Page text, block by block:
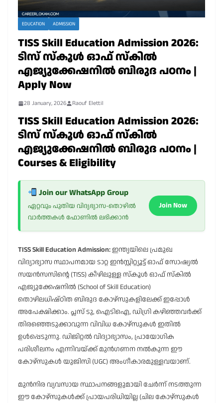
EDUCATION ADMISSION
TISS Skill Education Admission 2026:
ടിസ് സ്കൂൾ ഓഫ് സ്കിൽ
എജ്യുക്കേഷനിൽ ബിരുദ പഠനം |
Apply Now
28 January, 2026 Raouf Elettil
TISS Skill Education Admission 2026:
ടിസ് സ്കൂൾ ഓഫ് സ്കിൽ
എജ്യുക്കേഷനിൽ ബിരുദ പഠനം |
Courses & Eligibility
Join our WhatsApp Group
ഏറ്റവും പുതിയ വിദ്യഭ്യാസ-തൊഴിൽ
വാർത്തകൾ ഫോണിൽ ലഭിക്കാൻ
Join Now
TISS Skill Education Admission:ഇന്ത്യയിലെ പ്രമുഖ
വിദ്യാഭ്യാസ സ്ഥാപനമായ ടാറ്റ ഇൻസ്റ്റിറ്റ്യൂട്ട് ഓഫ് സോഷ്യൽ
സയൻസസിന്റെ (TISS) കീഴിലുള്ള സ്കൂൾ ഓഫ് സ്കിൽ
എജ്യുക്കേഷനിൽ (School of Skill Education)
തൊഴിലധിഷ്ഠിത ബിരുദ കോഴ്സുകളിലേക്ക് ഇപ്പോൾ
അപേക്ഷിക്കാം. പ്ലസ് ടു, ഐടിഐ, ഡിഗ്രി കഴിഞ്ഞവർക്ക്
തിരഞ്ഞെടുക്കാവുന്ന വിവിധ കോഴ്സുകൾ ഇതിൽ
ഉൾപ്പെടുന്നു. ഡിജിറ്റൽ വിദ്യാഭ്യാസം, പ്രായോഗിക
പരിശീലനം എന്നിവയ്ക്ക് മുൻഗണന നൽകുന്ന ഈ
കോഴ്സുകൾ യുജിസി (UGC) അംഗീകാരമുള്ളവയാണ്.
മുൻനിര വ്യവസായ സ്ഥാപനങ്ങളുമായി ചേർന്ന് നടത്തുന്ന
ഈ കോഴ്സുകൾക്ക് പ്രായപരിധിയില്ല (ചില കോഴ്സുകൾ